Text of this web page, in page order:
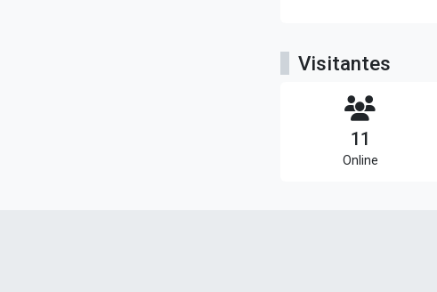
Visitantes
11
Online